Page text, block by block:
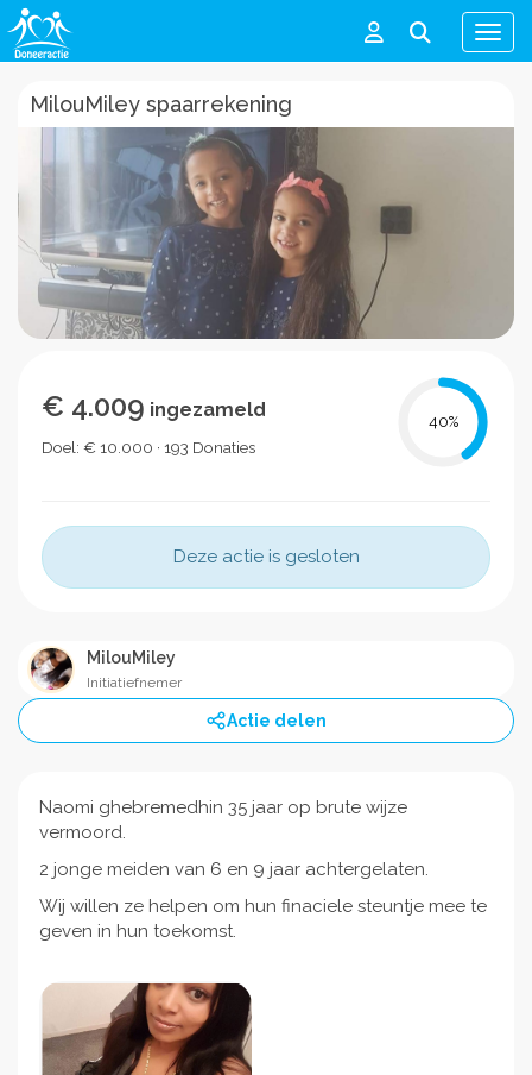
Menu
MilouMiley spaarrekening
€ 4.009 ingezameld
Doel: € 10.000 · 193 Donaties
40%
Deze actie is gesloten
MilouMiley
Initiatiefnemer
Actie delen
Naomi ghebremedhin 35 jaar op brute wijze
vermoord.
2 jonge meiden van 6 en 9 jaar achtergelaten.
Wij willen ze helpen om hun finaciele steuntje mee te
geven in hun toekomst.